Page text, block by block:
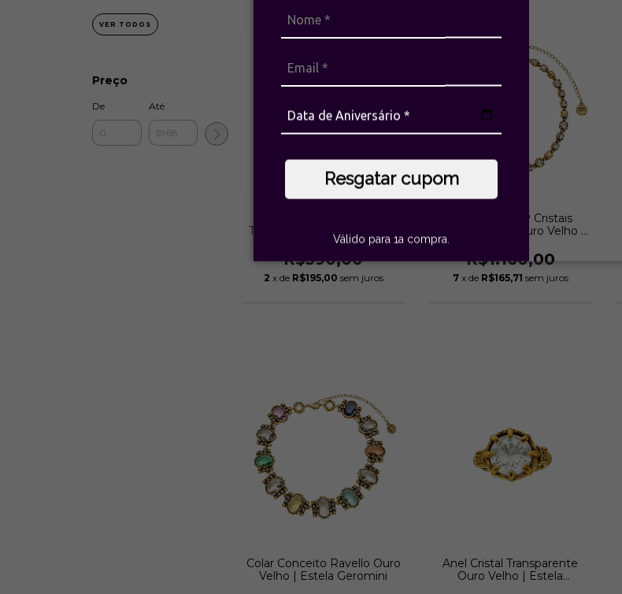
Resgatar cupom
Válido para 1a compra.
VER TODOS
Preço
De Até
Transparentes Ouro Velho |
Estela Geromini
R$390,00
2 x de R$195,00 sem juros
Colar Ravello P Cristais
Transparentes Ouro Velho |
R$1.160,00
7 x de R$165,71 sem juros
Colar Conceito Ravello Ouro
Velho | Estela Geromini
Anel Cristal Transparente
Ouro Velho | Estela